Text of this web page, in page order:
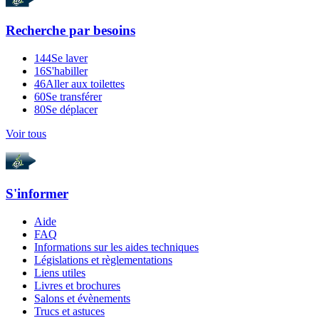
Recherche par besoins
144Se laver
16S'habiller
46Aller aux toilettes
60Se transférer
80Se déplacer
Voir tous
S'informer
Aide
FAQ
Informations sur les aides techniques
Législations et règlementations
Liens utiles
Livres et brochures
Salons et évènements
Trucs et astuces